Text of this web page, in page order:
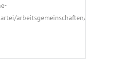
arbeitsgemeinschaften/